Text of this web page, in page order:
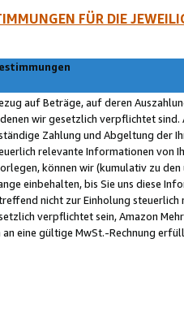
FÜR DIE
auf Beträge, auf deren
wir gesetzlich verpflichtet
Zahlung und Abgeltung der
relevante Informationen von
können wir (kumulativ zu
einbehalten, bis Sie uns diese
nicht zur Einholung
verpflichtet sein, Amazon
eine gültige MwSt.-Rechnung